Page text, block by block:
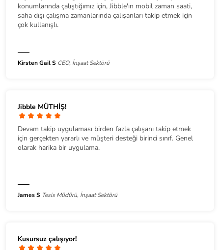
konumlarında çalıştığımız için, Jibble'ın mobil zaman saati,
saha dışı çalışma zamanlarında çalışanları takip etmek için
çok kullanışlı.
Kirsten Gail S CEO, İnşaat Sektörü
Jibble MÜTHİŞ!
Devam takip uygulaması birden fazla çalışanı takip etmek
için gerçekten yararlı ve müşteri desteği birinci sınıf. Genel
olarak harika bir uygulama.
James S Tesis Müdürü, İnşaat Sektörü
Kusursuz çalışıyor!